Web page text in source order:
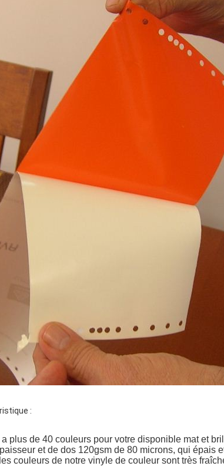
:
a plus de 40 couleurs pour votre disponible mat et
et de dos 120gsm de 80 microns, qui épais
couleurs de notre vinyle de couleur sont très